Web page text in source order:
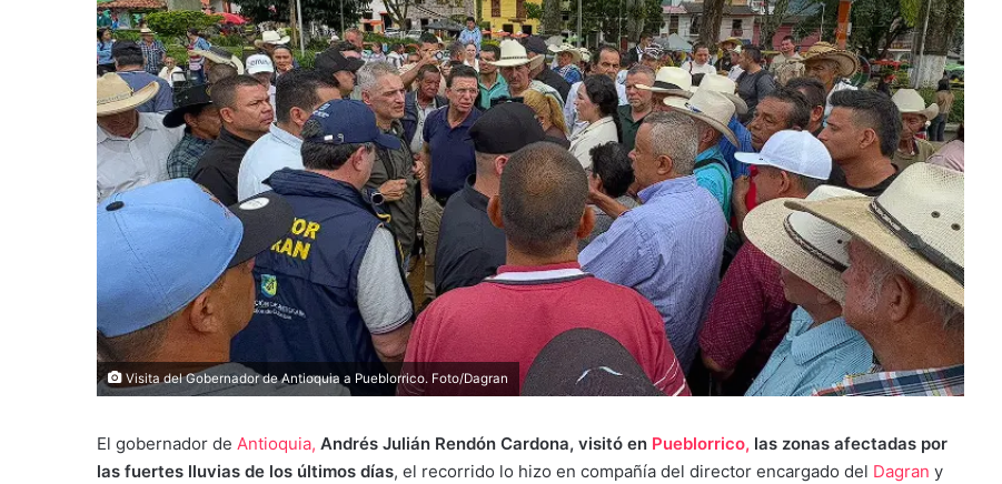
Visita del Gobernador de Antioquia a Pueblorrico. Foto/Dagran
El gobernador de Antioquia, Andrés Julián Rendón Cardona, visitó en Pueblorrico, las zonas afectadas por
las fuertes lluvias de los últimos días, el recorrido lo hizo en compañía del director encargado del Dagran y